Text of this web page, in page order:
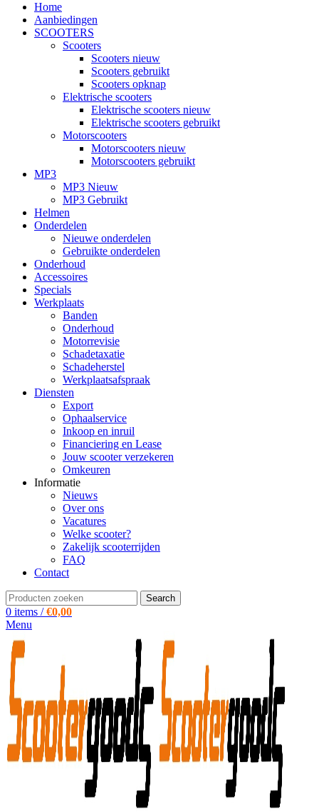
Home
Aanbiedingen
SCOOTERS
Scooters
Scooters nieuw
Scooters gebruikt
Scooters opknap
Elektrische scooters
Elektrische scooters nieuw
Elektrische scooters gebruikt
Motorscooters
Motorscooters nieuw
Motorscooters gebruikt
MP3
MP3 Nieuw
MP3 Gebruikt
Helmen
Onderdelen
Nieuwe onderdelen
Gebruikte onderdelen
Onderhoud
Accessoires
Specials
Werkplaats
Banden
Onderhoud
Motorrevisie
Schadetaxatie
Schadeherstel
Werkplaatsafspraak
Diensten
Export
Ophaalservice
Inkoop en inruil
Financiering en Lease
Jouw scooter verzekeren
Omkeuren
Informatie
Nieuws
Over ons
Vacatures
Welke scooter?
Zakelijk scooterrijden
FAQ
Contact
Search
0 items / €0,00
Menu